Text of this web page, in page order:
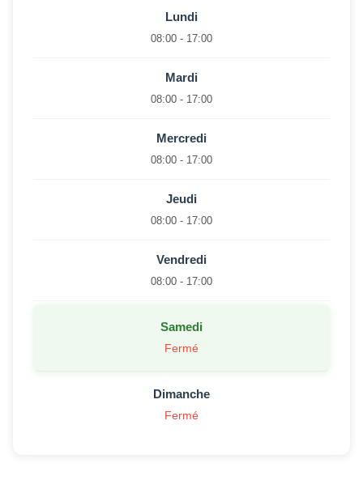
Lundi
08:00 - 17:00
Mardi
08:00 - 17:00
Mercredi
08:00 - 17:00
Jeudi
08:00 - 17:00
Vendredi
08:00 - 17:00
Samedi
Fermé
Dimanche
Fermé